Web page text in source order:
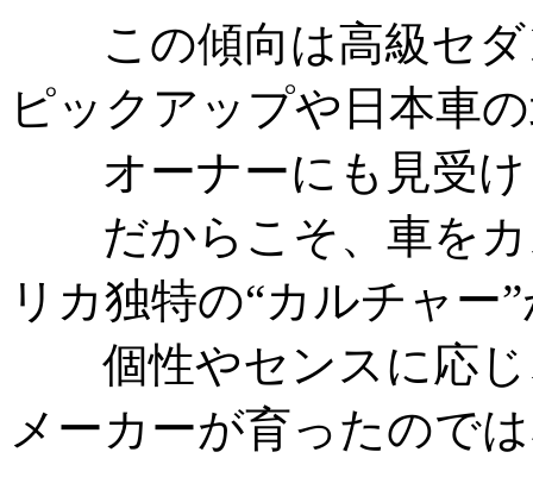
この傾向は高級セダ
ピックアップや日本車
オーナーにも見受け
だからこそ、車をカ
リカ独特の“カルチャー
個性やセンスに応じ
メーカーが育ったの